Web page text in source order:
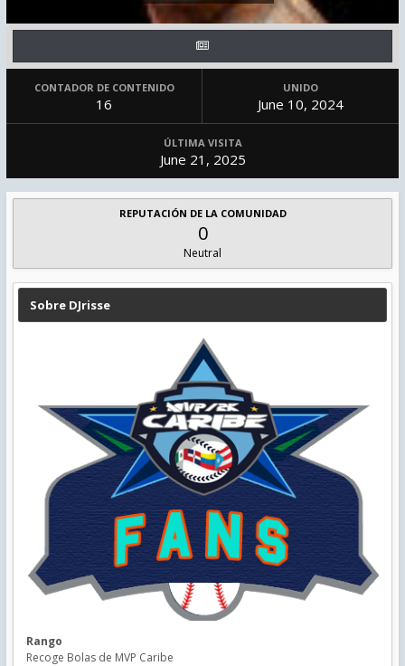
CONTADOR DE CONTENIDO
16
UNIDO
June 10, 2024
ÚLTIMA VISITA
June 21, 2025
REPUTACIÓN DE LA COMUNIDAD
0
Neutral
Sobre DJrisse
Rango
Recoge Bolas de MVP Caribe